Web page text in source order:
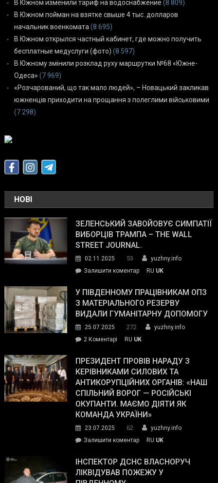
В Южном изменили тариф на водоснабжение (8 809)
В Южном пойман на взятке свыше 4 тыс. долларов
начальник военкомата (8 695)
В Южном открылся частный кабинет, где можно получить
бесплатные медуслуги (фото) (8 597)
В Южному змінили розклад руху маршрутки №68 «Южне-
Одеса» (7 969)
«Розчарований, що так мало людей», – Новацький закликав
южненців приходити на прощання з полеглими військовими
(7 298)
НОВІ
ЗЕЛЕНСЬКИЙ ЗАВОЙОВУЄ СИМПАТІЇ
ВИБОРЦІВ ТРАМПА – THE WALL
STREET JOURNAL.
02.11.2025 53
yuzhny.info
Залишити коментарon
завойовує
симпатії
виборців
The
Street
Journal.
RU UK
У ПІВДЕННОМУ ПРАЦІВНИКАМ ОПЗ
З МАТЕРІАЛЬНОГО РЕЗЕРВУ
ВИДАЛИ ГУМАНІТАРНУ ДОПОМОГУ
25.07.2025 272
yuzhny.info
2 Коментарі
Південному
працівникам
ОПЗ
з
матеріального
резерву
гуманітарну
допомогу
RU UK
ПРЕЗИДЕНТ ПРОВІВ НАРАДУ З
КЕРІВНИКАМИ СИЛОВИХ ТА
АНТИКОРУПЦІЙНИХ ОРГАНІВ: «НАШ
СПІЛЬНИЙ ВОРОГ — РОСІЙСЬКІ
ОКУПАНТИ. МАЄМО ДІЯТИ ЯК
КОМАНДА УКРАЇНИ»
23.07.2025 62
yuzhny.info
Залишити коментарon
провів
нараду
RU UK
ІНСПЕКТОР ДСНС ВЛАСНОРУЧ
ЛІКВІДУВАВ ПОЖЕЖУ У